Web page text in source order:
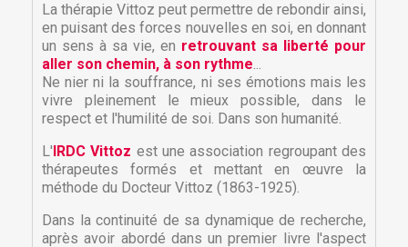
La thérapie Vittoz peut permettre de rebondir ainsi,
en puisant des forces nouvelles en soi, en donnant
un sens à sa vie, en retrouvant sa liberté pour
aller son chemin, à son rythme...
Ne nier ni la souffrance, ni ses émotions mais les
vivre pleinement le mieux possible, dans le
respect et l'humilité de soi. Dans son humanité.
L'IRDC Vittoz est une association regroupant des
thérapeutes formés et mettant en œuvre la
méthode du Docteur Vittoz (1863-1925).
Dans la continuité de sa dynamique de recherche,
après avoir abordé dans un premier livre l'aspect